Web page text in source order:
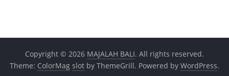
Copyright © 2026 MAJALAH BALI. All rights reserved.
Theme: ColorMag slotby ThemeGrill. Powered by WordPress.